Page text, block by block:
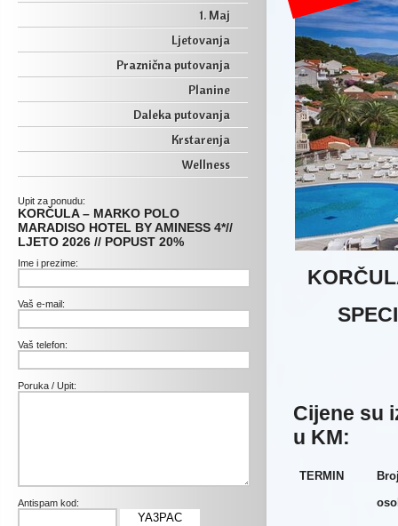
1. Maj
Ljetovanja
Praznična putovanja
Planine
Daleka putovanja
Krstarenja
Wellness
Upit za ponudu:
KORČULA – MARKO POLO
MARADISO HOTEL BY AMINESS 4*//
LJETO 2026 // POPUST 20%
Ime i prezime:
Vaš e-mail:
Vaš telefon:
Poruka / Upit:
Antispam kod:
YA3PAC
Cijene su
u KM:
TERMIN